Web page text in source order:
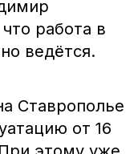
работа в
ведётся.
Ставрополье
от 16